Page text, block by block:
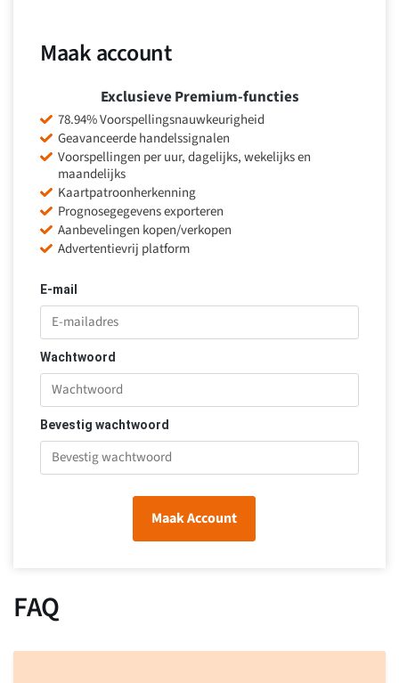
Maak account
E-mail
Wachtwoord
Bevestig wachtwoord
Maak Account
Exclusieve Premium-functies
78.94% Voorspellingsnauwkeurigheid
Geavanceerde handelssignalen
Voorspellingen per uur, dagelijks, wekelijks en
maandelijks
Kaartpatroonherkenning
Prognosegegevens exporteren
Aanbevelingen kopen/verkopen
Advertentievrij platform
FAQ